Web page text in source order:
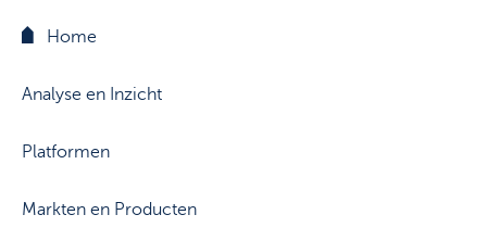
Home
Analyse en Inzicht
Platformen
Markten en Producten